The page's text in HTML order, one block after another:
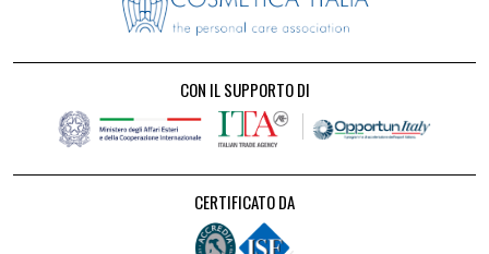
CON IL SUPPORTO DI
CERTIFICATO DA